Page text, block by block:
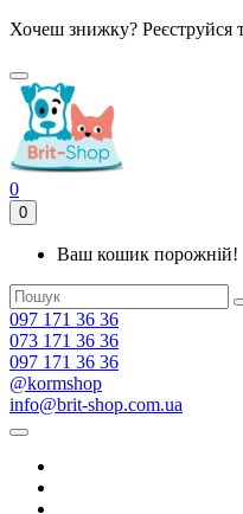
Хочеш знижку? Реєструйся
0
0
Ваш кошик порожній!
097 171 36 36
073 171 36 36
097 171 36 36
@kormshop
info@brit-shop.com.ua